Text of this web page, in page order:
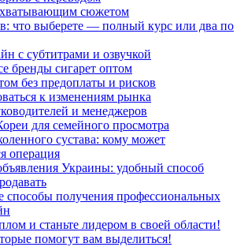
сюжетом
что выберете — полный курс или два по
с субтитрами и озвучкой
бренды сигарет оптом
без предоплаты и рисков
к изменениям рынка
и менеджеров
для семейного просмотра
сустава: кому может
операция
Украины: удобный способ
способы получения профессиональных
и станьте лидером в своей области!
помогут вам выделиться!